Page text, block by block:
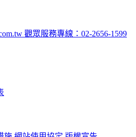
觀眾服務專線：02-2656-1599